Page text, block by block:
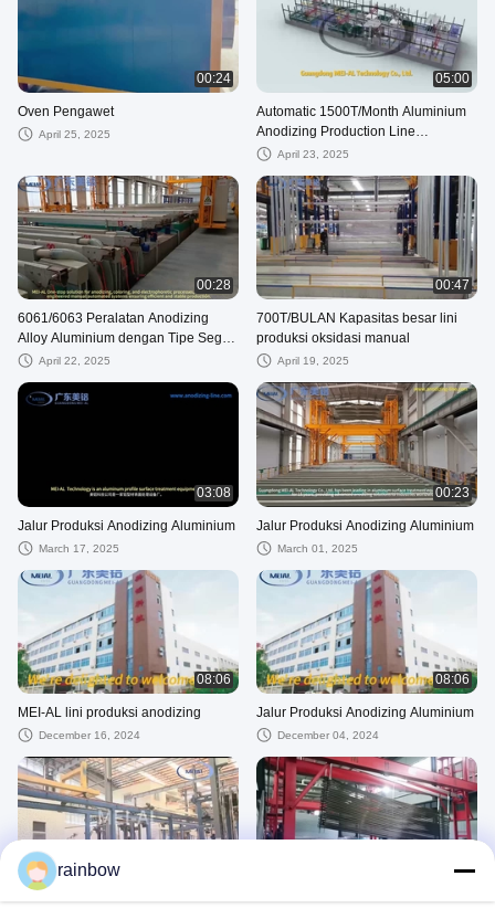
00:24
Oven Pengawet
April 25, 2025
05:00
Automatic 1500T/Month Aluminium
Anodizing Production Line
Peralatan Pengolahan Permukaan
April 23, 2025
00:28
6061/6063 Peralatan Anodizing
Alloy Aluminium dengan Tipe Segel
Moderat
April 22, 2025
00:47
700T/BULAN Kapasitas besar lini
produksi oksidasi manual
April 19, 2025
03:08
Jalur Produksi Anodizing Aluminium
March 17, 2025
00:23
Jalur Produksi Anodizing Aluminium
March 01, 2025
08:06
MEI-AL lini produksi anodizing
December 16, 2024
08:06
Jalur Produksi Anodizing Aluminium
December 04, 2024
2000 ton/tutup Anodizing produksi
00:15
Menghemat Energi 900T/M
rainbow